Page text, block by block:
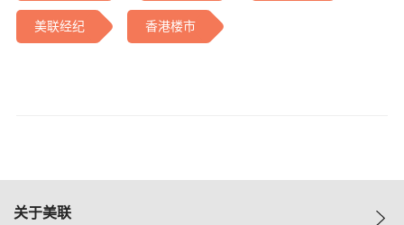
美联经纪 香港楼市
关于美联